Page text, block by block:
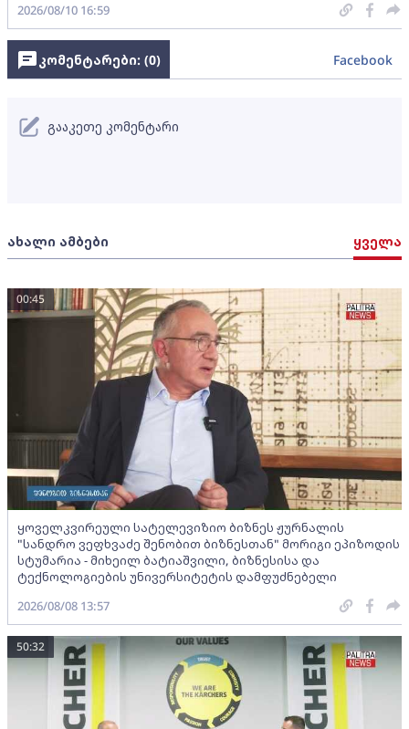
2026/08/10 16:59
ახალი ამბები ყველა
ყოველკვირეული სატელევიზიო ბიზნეს ჟურნალის
"სანდრო ვეფხვაძე შენობით ბიზნესთან" მორიგი ეპიზოდის
სტუმარია - მიხეილ ბატიაშვილი, ბიზნესისა და
ტექნოლოგიების უნივერსიტეტის დამფუძნებელი
00:45
2026/08/08 13:57
50:32
კომენტარები: (0) Facebook
გააკეთე კომენტარი